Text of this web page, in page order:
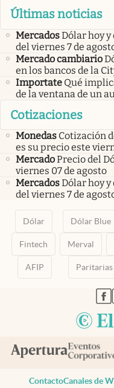
Últimas noticias
MercadosDólar hoy y
del viernes 7 de
Mercado cambiario
en los bancos de la
Importate Qué
de la ventana de un
Cotizaciones
Monedas Cotización
es su precio este
MercadoPrecio del
viernes 07 de agosto
MercadosDólar hoy
del viernes 7 de
Dólar Dólar Blue
Fintech Merval
AFIP Paritarias
ContactoCanales de